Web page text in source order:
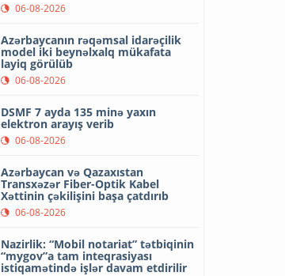
06-08-2026
Azərbaycanın rəqəmsal idarəçilik
model iki beynəlxalq mükafata
layiq görülüb
06-08-2026
DSMF 7 ayda 135 minə yaxın
elektron arayış verib
06-08-2026
Azərbaycan və Qazaxıstan
Transxəzər Fiber-Optik Kabel
Xəttinin çəkilişini başa çatdırıb
06-08-2026
Nazirlik: “Mobil notariat” tətbiqinin
“mygov”a tam inteqrasiyası
istiqamətində işlər davam etdirilir